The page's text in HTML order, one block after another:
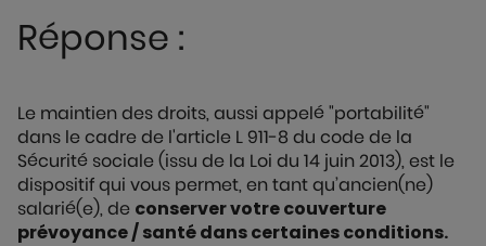
Réponse :
Le maintien des droits, aussi appelé "portabilité"
dans le cadre de l'article L 911-8 du code de la
Sécurité sociale (issu de la Loi du 14 juin 2013), est le
dispositif qui vous permet, en tant qu’ancien(ne)
salarié(e), de conserver votre couverture
prévoyance / santé dans certaines conditions.